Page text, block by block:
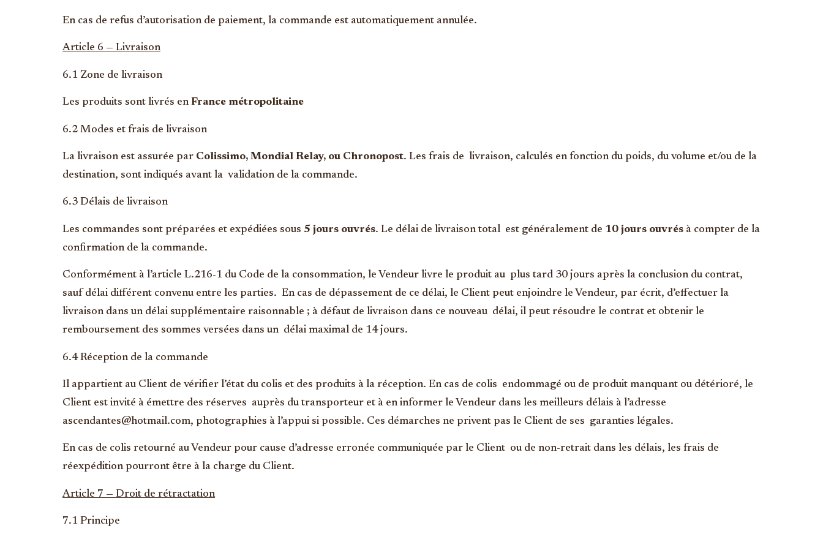
En cas de refus d’autorisation de paiement, la commande est automatiquement annulée.
Article 6 — Livraison
6.1 Zone de livraison
Les produits sont livrés enFrance métropolitaine
6.2 Modes et frais de livraison
La livraison est assurée par Colissimo, Mondial Relay, ou Chronopost. Les frais de livraison, calculés en fonction du poids, du volume et/ou de la
destination, sont indiqués avant la validation de la commande.
6.3 Délais de livraison
Les commandes sont préparées et expédiées sous 5 jours ouvrés. Le délai de livraison total est généralement de 10 jours ouvrés à compter de la
confirmation de la commande.
Conformément à l’article L.216-1 du Code de la consommation, le Vendeur livre le produit au plus tard 30 jours après la conclusion du contrat,
sauf délai différent convenu entre les parties. En cas de dépassement de ce délai, le Client peut enjoindre le Vendeur, par écrit, d’effectuer la
livraison dans un délai supplémentaire raisonnable ; à défaut de livraison dans ce nouveau délai, il peut résoudre le contrat et obtenir le
remboursement des sommes versées dans un délai maximal de 14 jours.
6.4 Réception de la commande
Il appartient au Client de vérifier l’état du colis et des produits à la réception. En cas de colis endommagé ou de produit manquant ou détérioré, le
Client est invité à émettre des réserves auprès du transporteur et à en informer le Vendeur dans les meilleurs délais à l’adresse
ascendantes@hotmail.com, photographies à l’appui si possible. Ces démarches ne privent pas le Client de ses garanties légales.
En cas de colis retourné au Vendeur pour cause d’adresse erronée communiquée par le Client ou de non-retrait dans les délais, les frais de
réexpédition pourront être à la charge du Client.
Article 7 — Droit de rétractation
7.1 Principe